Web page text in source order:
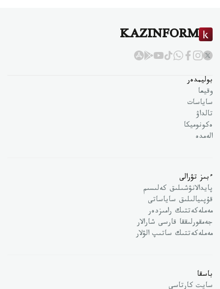
KAZINFORM
بوليمدەر
وقيعا
ساياسات
تالداۋ
ەكونوميكا
الەمدە
ءبىز تۋرالى
پايدالانۋشىلىق كەلىسىم
قۇپىيالىلىق ساياساتى
مەملەكەتتىك رامىزدەر
جەمقورلىققا قارسى شارالار
مەملەكەتتىك ساتىپ الۋلار
باسقا
سايت كارتاسى